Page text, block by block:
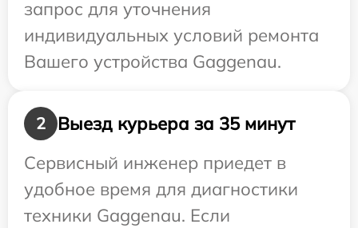
запрос для уточнения
индивидуальных условий ремонта
Вашего устройства Gaggenau.
2
Выезд курьера за 35 минут
Сервисный инженер приедет в
удобное время для диагностики
техники Gaggenau. Если